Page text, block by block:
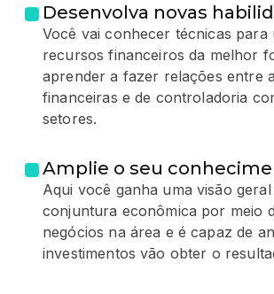
Desenvolva novas
Você vai conhecer técnicas para
recursos financeiros da melhor
aprender a fazer relações entre
financeiras e de controladoria
setores.
Amplie o seu
Aqui você ganha uma visão
conjuntura econômica por meio
negócios na área e é capaz de
investimentos vão obter o